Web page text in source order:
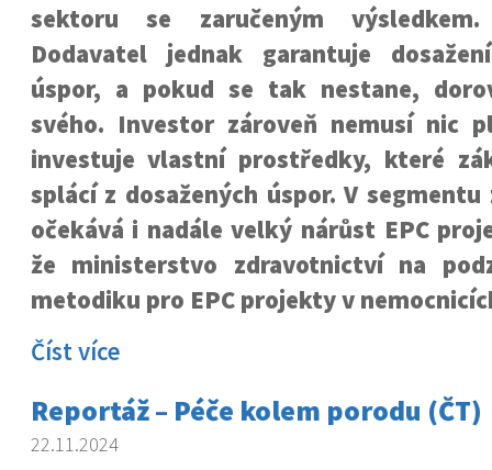
sektoru se zaručeným výsledkem.
Dodavatel jednak garantuje
úspor, a pokud se tak nestane,
svého. Investor zároveň nemusí nic
investuje vlastní prostředky, které
splácí z dosažených úspor. V
očekává i nadále velký nárůst EPC
že ministerstvo zdravotnictví na
metodiku pro EPC projekty v
Číst více
Reportáž – Péče kolem porodu (ČT)
22.11.2024